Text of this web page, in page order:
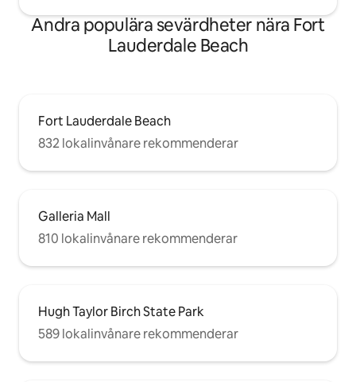
Andra populära sevärdheter nära Fort
Lauderdale Beach
Fort Lauderdale Beach
832 lokalinvånare rekommenderar
Galleria Mall
810 lokalinvånare rekommenderar
Hugh Taylor Birch State Park
589 lokalinvånare rekommenderar